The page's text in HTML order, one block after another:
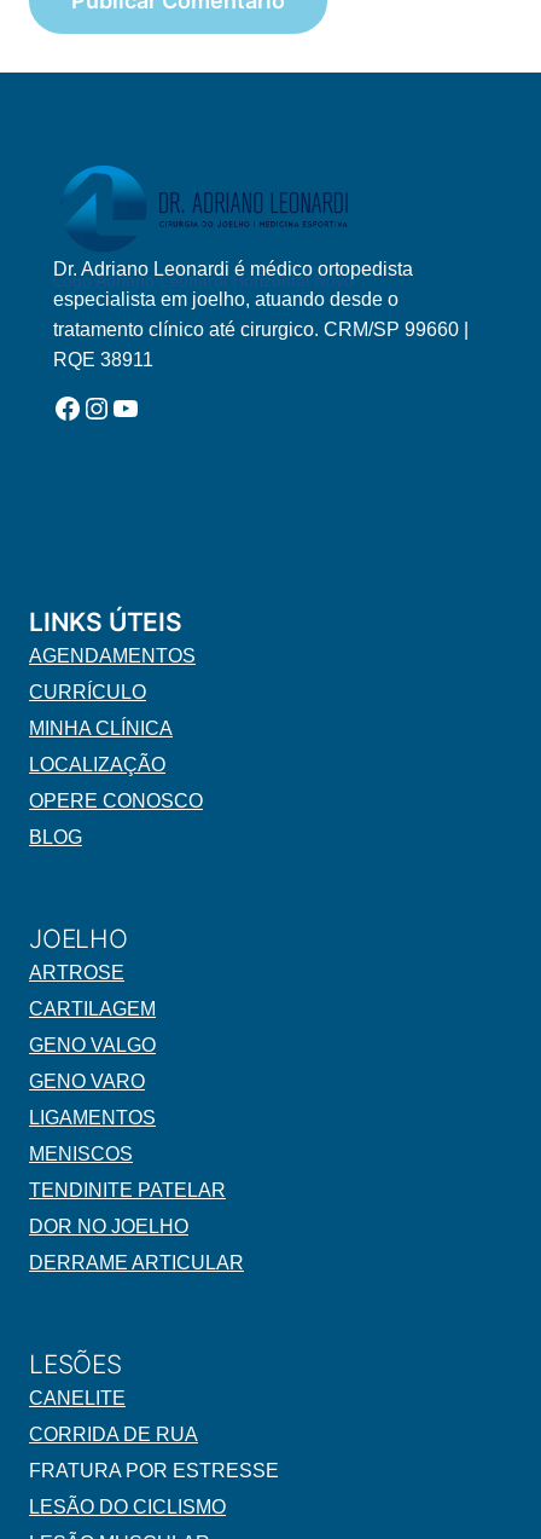
Logo Adriano Leonardi Horizontal Novo
Dr. Adriano Leonardi é médico ortopedista
especialista em joelho, atuando desde o
tratamento clínico até cirurgico. CRM/SP 99660 |
RQE 38911
Facebook
Instagram
YouTube
LINKS ÚTEIS
AGENDAMENTOS
CURRÍCULO
MINHA CLÍNICA
LOCALIZAÇÃO
OPERE CONOSCO
BLOG
JOELHO
ARTROSE
CARTILAGEM
GENO VALGO
GENO VARO
LIGAMENTOS
MENISCOS
TENDINITE PATELAR
DOR NO JOELHO
DERRAME ARTICULAR
LESÕES
CANELITE
CORRIDA DE RUA
FRATURA POR ESTRESSE
LESÃO DO CICLISMO